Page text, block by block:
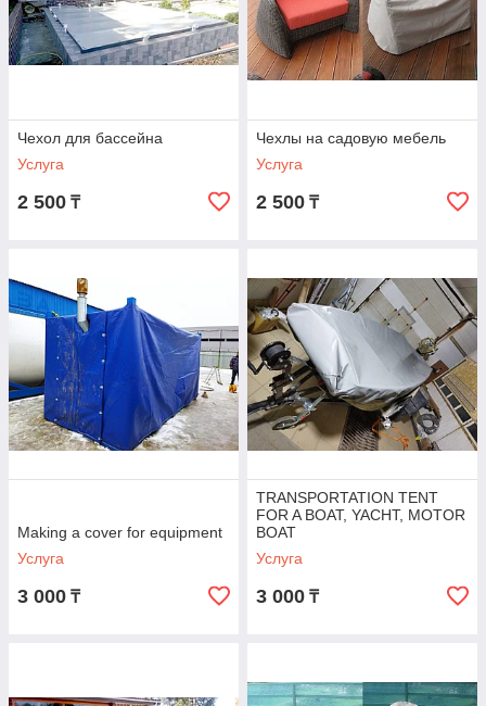
Чехол для бассейна
Услуга
2 500 ₸
Чехлы на садовую мебель
Услуга
2 500 ₸
Making a cover for equipment
Услуга
3 000 ₸
TRANSPORTATION TENT
FOR A BOAT, YACHT, MOTOR
BOAT
Услуга
3 000 ₸